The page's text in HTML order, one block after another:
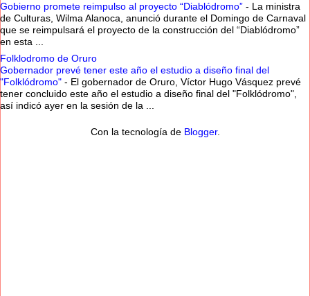
Gobierno promete reimpulso al proyecto “Diablódromo” - La ministra
de Culturas, Wilma Alanoca, anunció durante el Domingo de Carnaval
que se reimpulsará el proyecto de la construcción del “Diablódromo”
en esta ...
Folklodromo de Oruro
Gobernador prevé tener este año el estudio a diseño final del
"Folklódromo" - El gobernador de Oruro, Víctor Hugo Vásquez prevé
tener concluido este año el estudio a diseño final del "Folklódromo",
así indicó ayer en la sesión de la ...
Con la tecnología de Blogger.